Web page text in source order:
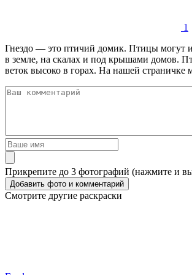
1
Гнездо — это птичий домик. Птицы могут
в земле, на скалах и под крышами домов.
веток высоко в горах. На нашей страничке
Прикрепите до 3 фотографий (нажмите и
Смотрите другие раскраски